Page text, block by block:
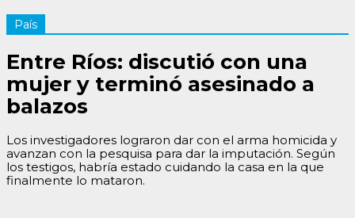
País
Entre Ríos: discutió con una
mujer y terminó asesinado a
balazos
Los investigadores lograron dar con el arma homicida y
avanzan con la pesquisa para dar la imputación. Según
los testigos, habría estado cuidando la casa en la que
finalmente lo mataron.